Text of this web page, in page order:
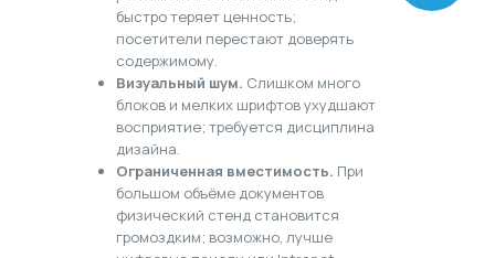
быстро теряет ценность;
посетители перестают доверять
содержимому.
Визуальный шум. Слишком много
блоков и мелких шрифтов ухудшают
восприятие; требуется дисциплина
дизайна.
Ограниченная вместимость. При
большом объёме документов
физический стенд становится
громоздким; возможно, лучше